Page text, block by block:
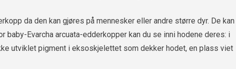
da den kan gjøres på mennesker eller andre større dyr. De kan
baby-Evarcha arcuata-edderkopper kan du se inni hodene deres: i
utviklet pigment i eksoskjelettet som dekker hodet, en plass viet